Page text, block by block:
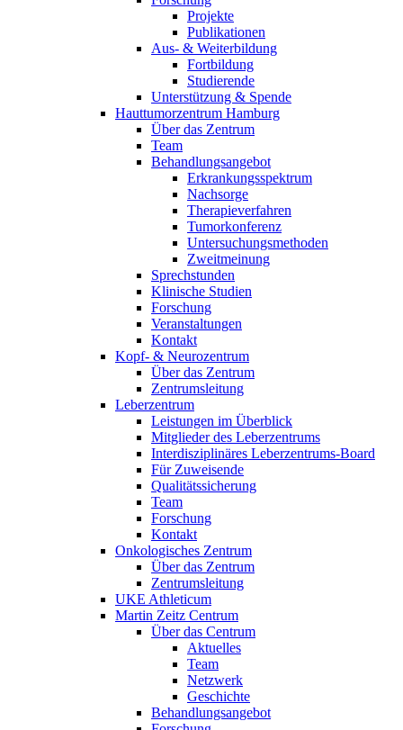
Projekte
Publikationen
Aus- & Weiterbildung
Fortbildung
Studierende
Unterstützung & Spende
Hauttumorzentrum Hamburg
Über das Zentrum
Team
Behandlungsangebot
Erkrankungsspektrum
Nachsorge
Therapieverfahren
Tumorkonferenz
Untersuchungsmethoden
Zweitmeinung
Sprechstunden
Klinische Studien
Forschung
Veranstaltungen
Kontakt
Kopf- & Neurozentrum
Über das Zentrum
Zentrumsleitung
Leberzentrum
Leistungen im Überblick
Mitglieder des Leberzentrums
Interdisziplinäres Leberzentrums-Board
Für Zuweisende
Qualitätssicherung
Team
Forschung
Kontakt
Onkologisches Zentrum
Über das Zentrum
Zentrumsleitung
UKE Athleticum
Martin Zeitz Centrum
Über das Centrum
Aktuelles
Team
Netzwerk
Geschichte
Behandlungsangebot